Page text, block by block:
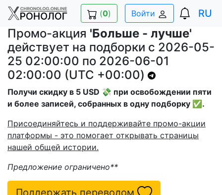
(0) Войти RU
Промо-акция 'Больше - лучше'
действует на подборки с 2026-05-
25 02:00:00 по 2026-06-01
02:00:00 (UTC +00:00)
Получи скидку в 5 USD 💸 при освобождении пяти
и более записей, собранных в одну подборку ✅.
Присоединяйтесь и поддерживайте промо-акции
платформы - это помогает открывать страницы
нашей общей истории.
Предложение ограничено**
Поддержать переводом